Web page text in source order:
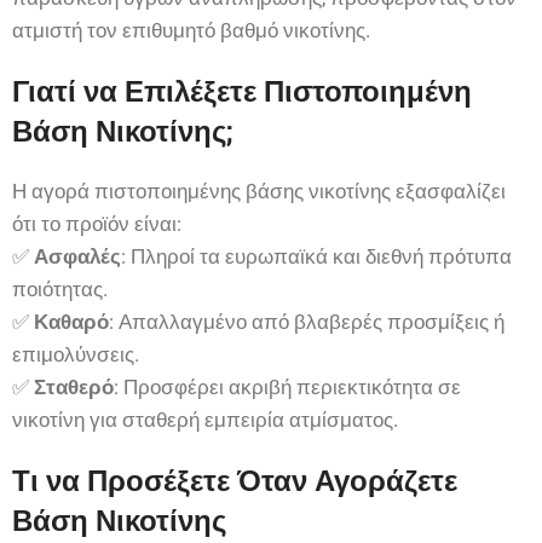
ατμιστή τον επιθυμητό βαθμό νικοτίνης.
Γιατί να Επιλέξετε Πιστοποιημένη
Βάση Νικοτίνης;
Η αγορά πιστοποιημένης βάσης νικοτίνης εξασφαλίζει
ότι το προϊόν είναι:
✅ Ασφαλές: Πληροί τα ευρωπαϊκά και διεθνή πρότυπα
ποιότητας.
✅ Καθαρό: Απαλλαγμένο από βλαβερές προσμίξεις ή
επιμολύνσεις.
✅ Σταθερό: Προσφέρει ακριβή περιεκτικότητα σε
νικοτίνη για σταθερή εμπειρία ατμίσματος.
Τι να Προσέξετε Όταν Αγοράζετε
Βάση Νικοτίνης